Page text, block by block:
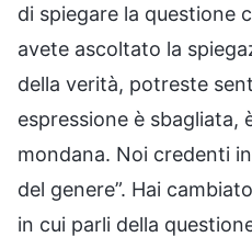
di spiegare la questione
avete ascoltato la
della verità, potreste
espressione è sbagliata,
mondana. Noi credenti
del genere”. Hai
in cui parli della